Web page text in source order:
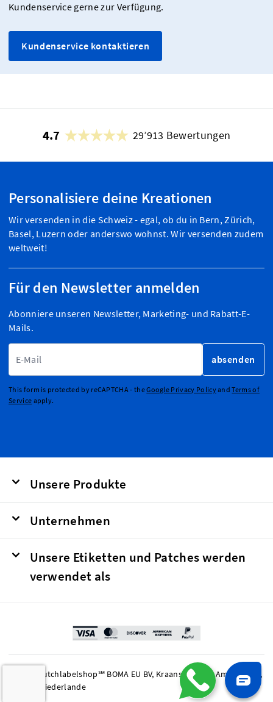
Kundenservice gerne zur Verfügung.
Kundenservice kontaktieren
4.7 29’913 Bewertungen
Personalisiere deine Kreationen
Wir versenden in die Schweiz - egal, ob du in Bern, Zürich,
Basel, Luzern oder anderswo wohnst. Wir versenden zudem
weltweit!
Für den Newsletter anmelden
Abonniere unseren Newsletter, Marketing- und Rabatt-E-
Mails.
absenden
This form is protected by reCAPTCHA - theGoogle Privacy PolicyandTerms of
Service apply.
Unsere Produkte
Unternehmen
Unsere Etiketten und Patches werden
verwendet als
© 2026 Dutchlabelshop℠ BOMA EU BV, Kraanspoor 50, Amsterdam,
1033 SE Niederlande